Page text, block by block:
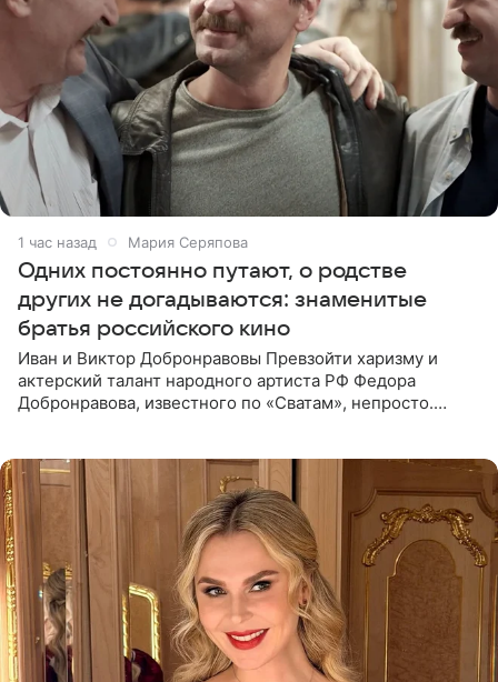
1 час назад Мария Серяпова
Одних постоянно путают, о родстве
других не догадываются: знаменитые
братья российского кино
Иван и Виктор Добронравовы Превзойти харизму и
актерский талант народного артиста РФ Федора
Добронравова, известного по «Сватам», непросто.